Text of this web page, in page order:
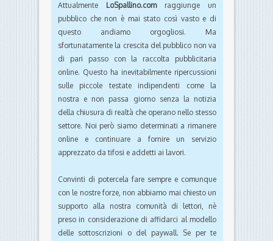
Attualmente LoSpallino.comraggiunge un
pubblico che non è mai stato così vasto e di
questo andiamo orgogliosi. Ma
sfortunatamente la crescita del pubblico non va
di pari passo con la raccolta pubblicitaria
online. Questo ha inevitabilmente ripercussioni
sulle piccole testate indipendenti come la
nostra e non passa giorno senza la notizia
della chiusura di realtà che operano nello stesso
settore. Noi però siamo determinati a rimanere
online e continuare a fornire un servizio
apprezzato da tifosi e addetti ai lavori.
Convinti di potercela fare sempre e comunque
con le nostre forze, non abbiamo mai chiesto un
supporto alla nostra comunità di lettori, nè
preso in considerazione di affidarci al modello
delle sottoscrizioni o del paywall. Se per te